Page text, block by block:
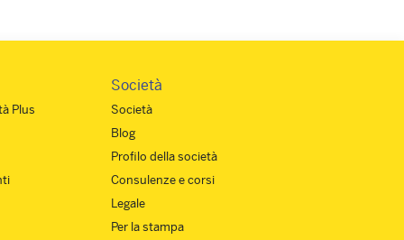
Plus
Società
Società
Blog
Profilo della società
Consulenze e corsi
Legale
Per la stampa